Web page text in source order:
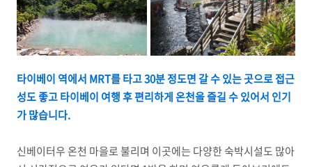
타이베이 역에서 MRT를 타고 30분 정도면 갈 수 있는 곳으로 접근
성도 좋고 타이베이 여행 후 편리하게 온천을 즐길 수 있어서 인기
가 많습니다.
신베이터우 온천 마을로 불리며 이곳에는 다양한 숙박시설도 많아